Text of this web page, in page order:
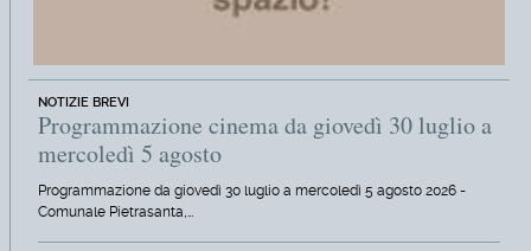
NOTIZIE BREVI
Programmazione cinema da giovedì 30 luglio a
mercoledì 5 agosto
Programmazione da giovedì 30 luglio a mercoledì 5 agosto 2026 -
Comunale Pietrasanta,…